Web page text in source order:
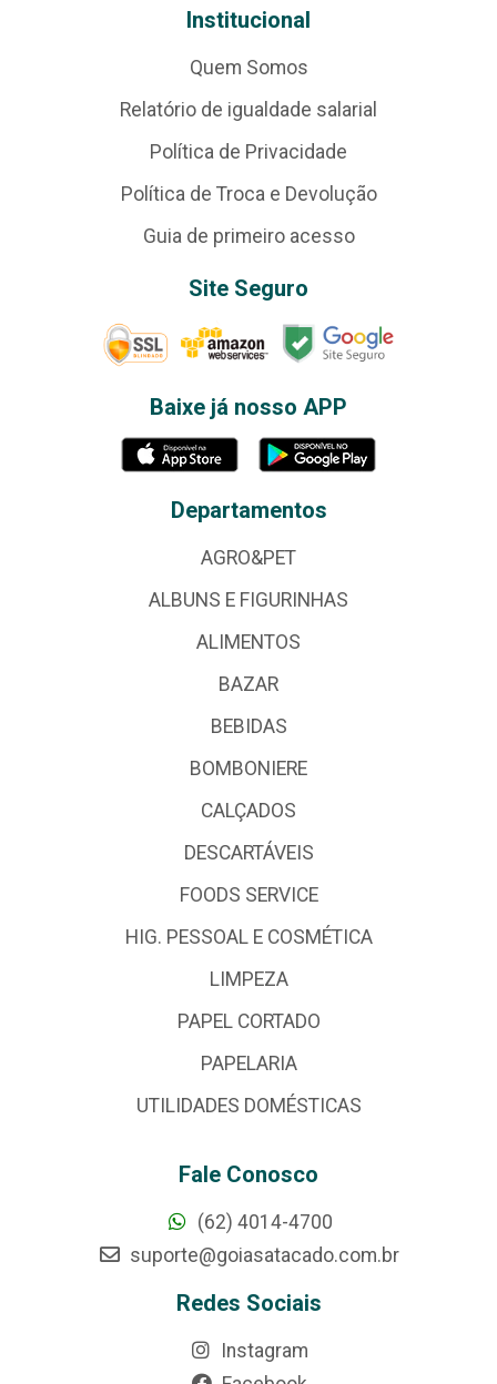
Institucional
Quem Somos
Relatório de igualdade salarial
Política de Privacidade
Política de Troca e Devolução
Guia de primeiro acesso
Site Seguro
Baixe já nosso APP
Departamentos
AGRO&PET
ALBUNS E FIGURINHAS
ALIMENTOS
BAZAR
BEBIDAS
BOMBONIERE
CALÇADOS
DESCARTÁVEIS
FOODS SERVICE
HIG. PESSOAL E COSMÉTICA
LIMPEZA
PAPEL CORTADO
PAPELARIA
UTILIDADES DOMÉSTICAS
Fale Conosco
(62) 4014-4700
suporte@goiasatacado.com.br
Redes Sociais
Instagram